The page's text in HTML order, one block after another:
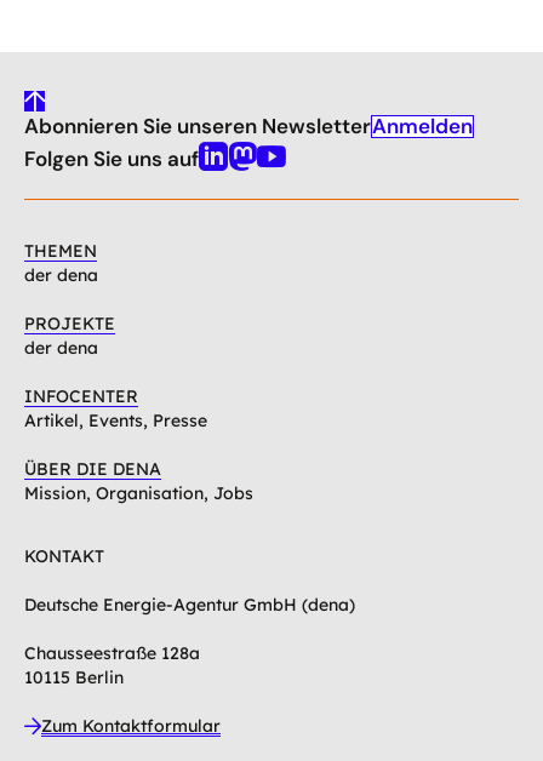
gehe
nach
oben
Abonnieren Sie unseren NewsletterAnmelden
Folgen Sie uns aufLinkedin
Mastodon
Youtube
THEMEN
der dena
PROJEKTE
der dena
INFOCENTER
Artikel, Events, Presse
ÜBER DIE DENA
Mission, Organisation, Jobs
KONTAKT
Deutsche Energie-Agentur GmbH (dena)
Chausseestraße 128a
10115 Berlin
Zum Kontaktformular